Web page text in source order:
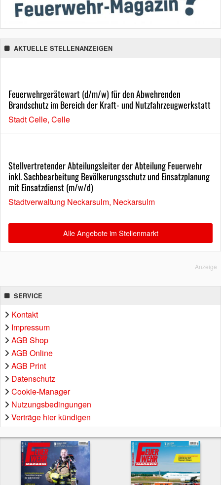
AKTUELLE STELLENANZEIGEN
Feuerwehrgerätewart (d/m/w) für den Abwehrenden
Brandschutz im Bereich der Kraft- und Nutzfahrzeugwerkstatt
Stadt Celle, Celle
Stellvertretender Abteilungsleiter der Abteilung Feuerwehr
inkl. Sachbearbeitung Bevölkerungsschutz und Einsatzplanung
mit Einsatzdienst (m/w/d)
Stadtverwaltung Neckarsulm, Neckarsulm
Alle Angebote im Stellenmarkt
Anzeige
SERVICE
Kontakt
Impressum
AGB Shop
AGB Online
AGB Print
Datenschutz
Cookie-Manager
Nutzungsbedingungen
Verträge hier kündigen